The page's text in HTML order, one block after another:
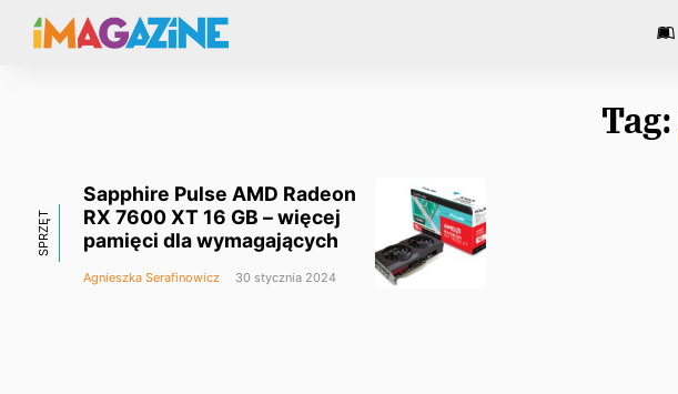
Tag:
SPRZĘT
Sapphire Pulse AMD Radeon
RX 7600 XT 16 GB – więcej
pamięci dla wymagających
Agnieszka Serafinowicz 30 stycznia 2024